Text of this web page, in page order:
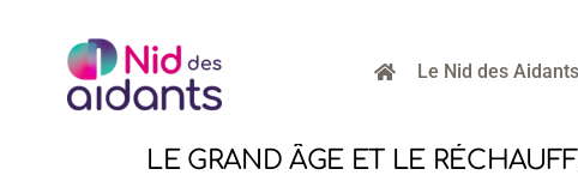
contenu
Le Nid des Aidants
LE GRAND ÂGE ET LE